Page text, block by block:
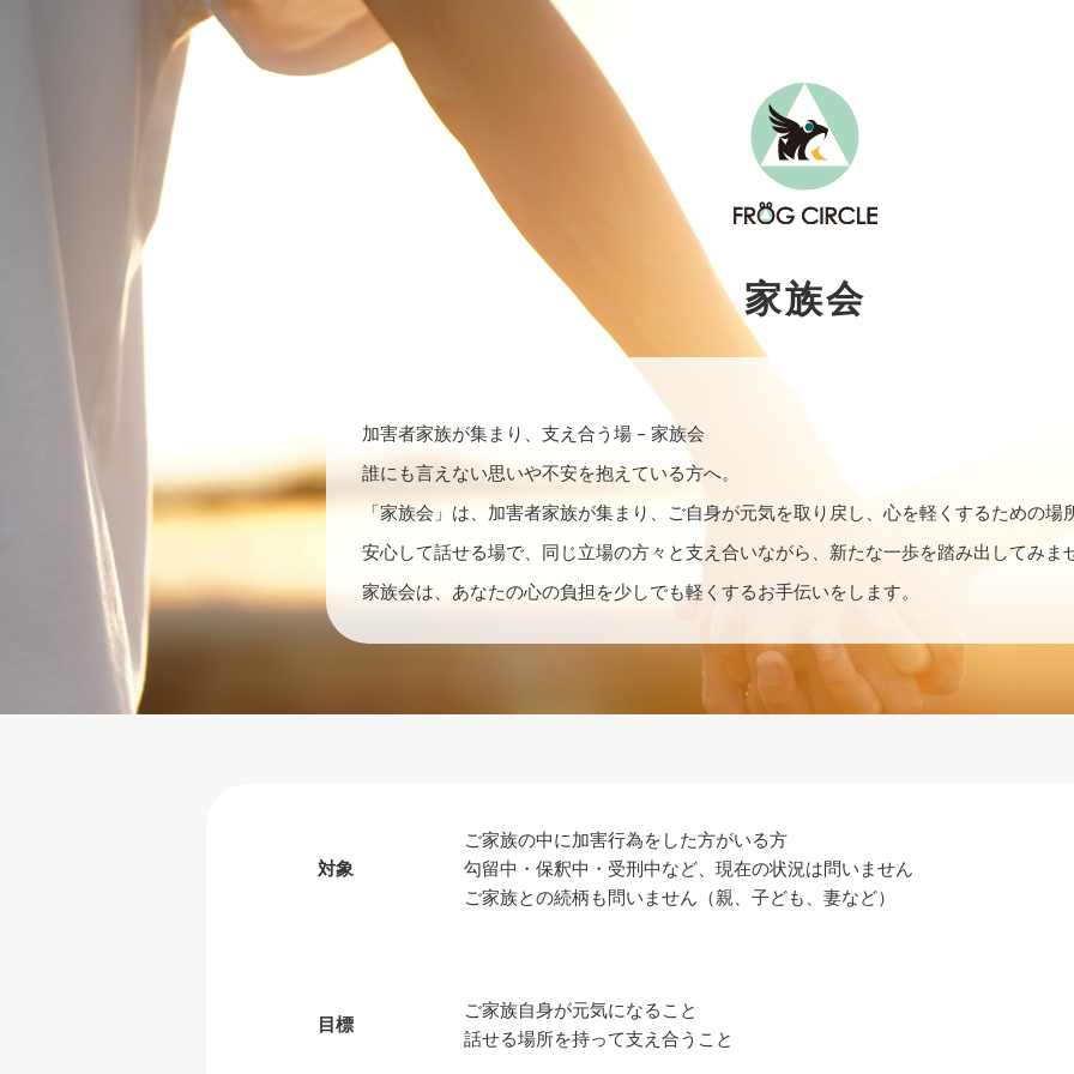
家族会
加害者家族が集まり、支え合う場 – 家族会
誰にも言えない思いや不安を抱えている方へ。
「家族会」は、加害者家族が集まり、ご自身が元気を取り戻し、心を軽くするための場
安心して話せる場で、同じ立場の方々と支え合いながら、新たな一歩を踏み出してみま
家族会は、あなたの心の負担を少しでも軽くするお手伝いをします。
対象
ご家族の中に加害行為をした方がいる方
勾留中・保釈中・受刑中など、現在の状況は問いません
ご家族との続柄も問いません（親、子ども、妻など）
目標
ご家族自身が元気になること
話せる場所を持って支え合うこと